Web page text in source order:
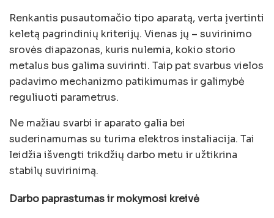
Renkantis pusautomačio tipo aparatą, verta įvertinti
keletą pagrindinių kriterijų. Vienas jų – suvirinimo
srovės diapazonas, kuris nulemia, kokio storio
metalus bus galima suvirinti. Taip pat svarbus vielos
padavimo mechanizmo patikimumas ir galimybė
reguliuoti parametrus.
Ne mažiau svarbi ir aparato galia bei
suderinamumas su turima elektros instaliacija. Tai
leidžia išvengti trikdžių darbo metu ir užtikrina
stabilų suvirinimą.
Darbo paprastumas ir mokymosi kreivė